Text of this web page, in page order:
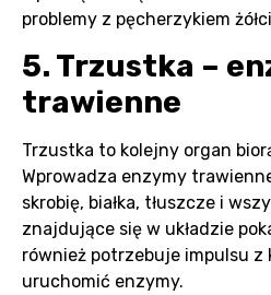
problemy z pęcherzykiem
5. Trzustka –
trawienne
Trzustka to kolejny organ
Wprowadza enzymy
skrobię, białka, tłuszcze i
znajdujące się w układzie
również potrzebuje impulsu z
uruchomić enzymy.